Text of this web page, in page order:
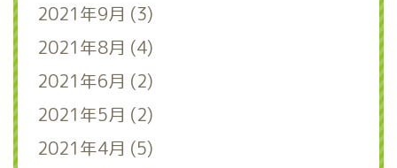
2021年9月 (3)
2021年8月 (4)
2021年6月 (2)
2021年5月 (2)
2021年4月 (5)